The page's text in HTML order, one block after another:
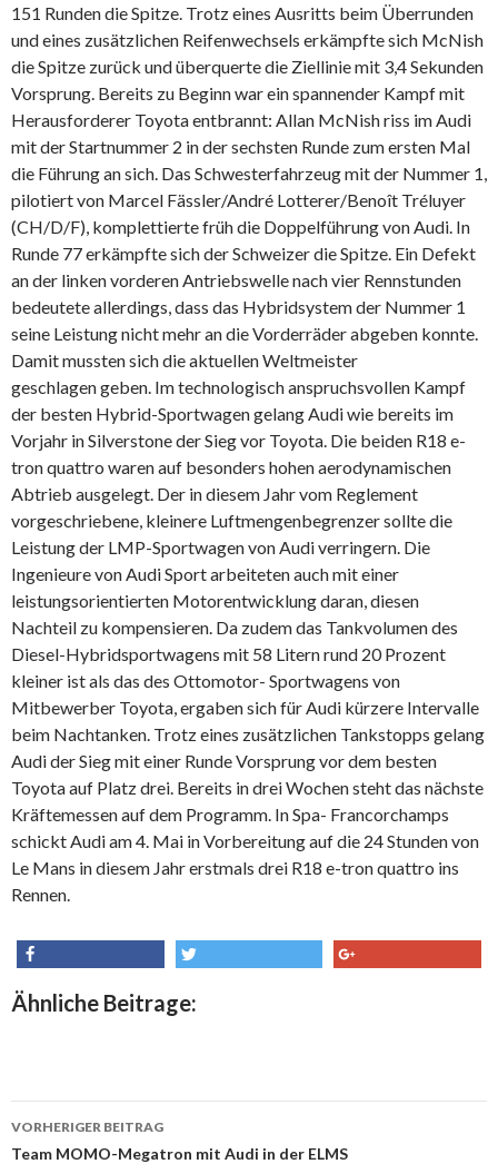
151 Runden die Spitze. Trotz eines Ausritts beim Überrunden
und eines zusätzlichen Reifenwechsels erkämpfte sich McNish
die Spitze zurück und überquerte die Ziellinie mit 3,4 Sekunden
Vorsprung. Bereits zu Beginn war ein spannender Kampf mit
Herausforderer Toyota entbrannt: Allan McNish riss im Audi
mit der Startnummer 2 in der sechsten Runde zum ersten Mal
die Führung an sich. Das Schwesterfahrzeug mit der Nummer 1,
pilotiert von Marcel Fässler/André Lotterer/Benoît Tréluyer
(CH/D/F), komplettierte früh die Doppelführung von Audi. In
Runde 77 erkämpfte sich der Schweizer die Spitze. Ein Defekt
an der linken vorderen Antriebswelle nach vier Rennstunden
bedeutete allerdings, dass das Hybridsystem der Nummer 1
seine Leistung nicht mehr an die Vorderräder abgeben konnte.
Damit mussten sich die aktuellen Weltmeister
geschlagen geben. Im technologisch anspruchsvollen Kampf
der besten Hybrid-Sportwagen gelang Audi wie bereits im
Vorjahr in Silverstone der Sieg vor Toyota. Die beiden R18 e-
tron quattro waren auf besonders hohen aerodynamischen
Abtrieb ausgelegt. Der in diesem Jahr vom Reglement
vorgeschriebene, kleinere Luftmengenbegrenzer sollte die
Leistung der LMP-Sportwagen von Audi verringern. Die
Ingenieure von Audi Sport arbeiteten auch mit einer
leistungsorientierten Motorentwicklung daran, diesen
Nachteil zu kompensieren. Da zudem das Tankvolumen des
Diesel-Hybridsportwagens mit 58 Litern rund 20 Prozent
kleiner ist als das des Ottomotor- Sportwagens von
Mitbewerber Toyota, ergaben sich für Audi kürzere Intervalle
beim Nachtanken. Trotz eines zusätzlichen Tankstopps gelang
Audi der Sieg mit einer Runde Vorsprung vor dem besten
Toyota auf Platz drei. Bereits in drei Wochen steht das nächste
Kräftemessen auf dem Programm. In Spa- Francorchamps
schickt Audi am 4. Mai in Vorbereitung auf die 24 Stunden von
Le Mans in diesem Jahr erstmals drei R18 e-tron quattro ins
Rennen.
share
Ähnliche Beitrage:
VORHERIGER BEITRAG
Team MOMO-Megatron mit Audi in der ELMS